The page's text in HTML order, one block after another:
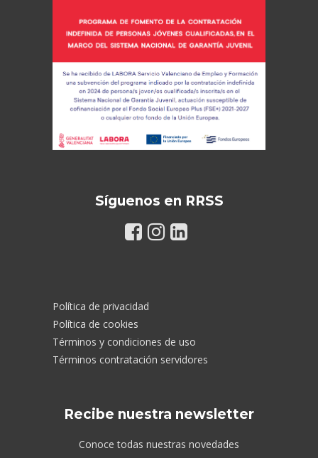
Síguenos en RRSS
Política de privacidad
Política de cookies
Términos y condiciones de uso
Términos contratación servidores
Recibe nuestra newsletter
Conoce todas nuestras novedades